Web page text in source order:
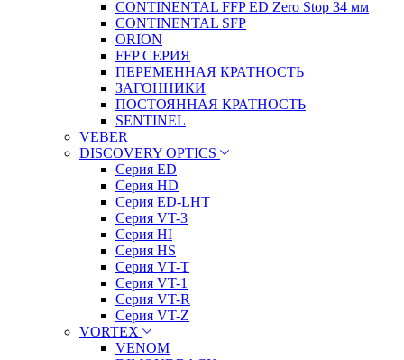
CONTINENTAL FFP ED Zero Stop 34 мм
CONTINENTAL SFP
ORION
FFP СЕРИЯ
ПЕРЕМЕННАЯ КРАТНОСТЬ
ЗАГОННИКИ
ПОСТОЯННАЯ КРАТНОСТЬ
SENTINEL
VEBER
DISCOVERY OPTICS
Серия ED
Серия HD
Серия ED-LHT
Серия VT-3
Серия HI
Серия HS
Серия VT-T
Серия VT-1
Серия VT-R
Серия VT-Z
VORTEX
VENOM